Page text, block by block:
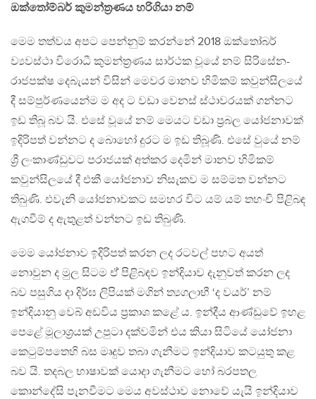
ඔක්තෝම්බර් කුමන්ත්‍රණය හරිගියා නම්
මෙම තත්වය අපට පෙන්නුම් කරන්නේ 2018 ඔක්තෝබර්
ව්‍යවස්ථා විරොධී කුමන්ත්‍රණය සාර්ථක වූයේ නම් සිරිසේන-
රාජපක්ෂ දෙබැයන් විසින් මෙවර මානව හිමිකම් කවුන්සිලයේ
දී සම්පුර්ණයෙන්ම ම අද ට වඩා වෙනස් ස්ථාවරයක් ගන්නට
ඉඩ තිබූ බව යි. එසේ වූයේ නම් මෙයට වඩා ප්‍රබල යෝජනාවක්
ඉදිරිපත් වන්නට ද බොහෝ දුරට ම ඉඩ තිබූණි. එසේ වුයේ නම්
ශ්‍රී ලංකාණ්ඩුවට පරාජයක් අත්කර දෙමින් මානව හිමිකම්
කවුන්සිලයේ දී එකී යෝජනාව නිසැකව ම සම්මත වන්නට
තිබුණි. එවැනි යෝජනාවකට සමහර විට යම් යම් තහංචි පිළිබඳ
ඇගවීම් ද ඇතුළත් වන්නට ඉඩ තිබුණි.
මෙම යෝජනාව ඉදිරිපත් කරන ලද රටවල් පහට අයත්
නොවුන ද මුල සිටම ඒ් පිළිබඳව ඉන්දියාව දැනුවත් කරන ලද
බව පසුගිය දා දිර්ඝ ලිපියක් මගින් ත්‍යගලාභී ‘ද වයර්’ නම්
ඉන්දියානු වෙබ් අඩවිය ප්‍රකාශ කළේ ය. ඉන්දීය ආණ්ඩුවේ ඉහළ
පෙළේ මූලාශ්‍රයක් උපුටා දක්වමින් එය කියා සිටියේ යෝජනා
කෙටුම්පතෙහි බස මෘදුව තබා ගැනීමට ඉන්දියාව කටයුතු කළ
බව යි. තදබල භාෂාවක් යොදා ගැනීමට හෝ බරපතල
කොන්දේසි පැනවීමට මෙය අවස්ථාව නොවේ යැයි ඉන්දියාව